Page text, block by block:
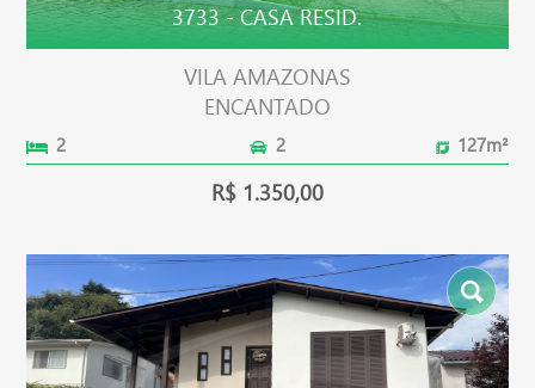
3733 - CASA RESID.
VILA AMAZONAS
ENCANTADO
2 2 127m²
R$ 1.350,00